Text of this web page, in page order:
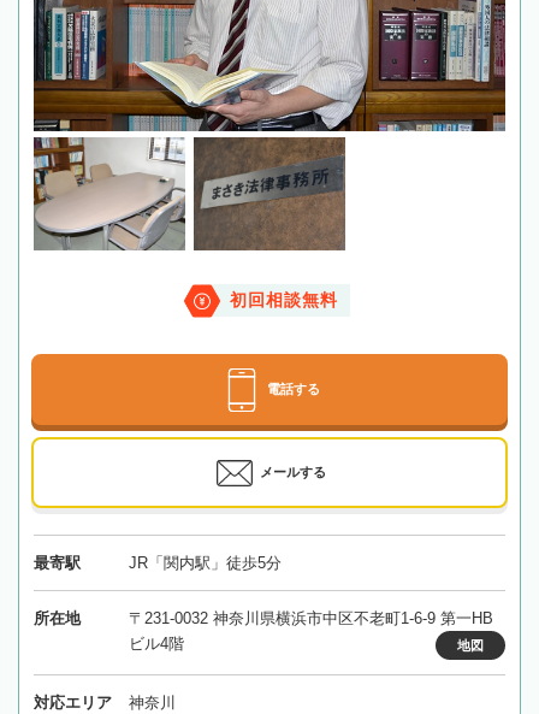
初回相談無料
電話する
メールする
最寄駅 JR「関内駅」徒歩5分
所在地
〒231-0032 神奈川県横浜市中区不老町1-6-9 第一HB
ビル4階
地図
対応エリア 神奈川